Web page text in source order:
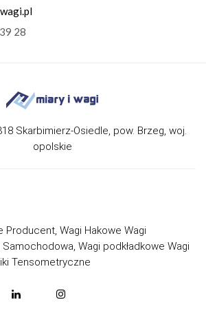
28
Skarbimierz-Osiedle, pow. Brzeg, woj.
opolskie
Wagi Hakowe Wagi
Wagi podkładkowe Wagi
Tensometryczne